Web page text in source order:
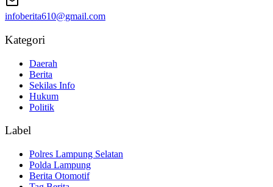
infoberita610@gmail.com
Kategori
Daerah
Berita
Sekilas Info
Hukum
Politik
Label
Polres Lampung Selatan
Polda Lampung
Berita Otomotif